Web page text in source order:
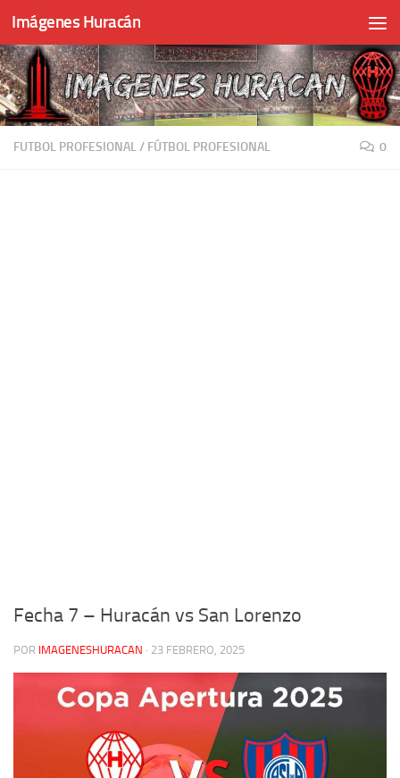
Skip to content
Imágenes Huracán
FUTBOL PROFESIONAL/ FÚTBOL PROFESIONAL 0
Fecha 7 – Huracán vs San Lorenzo
POR IMAGENESHURACAN · 23 FEBRERO, 2025